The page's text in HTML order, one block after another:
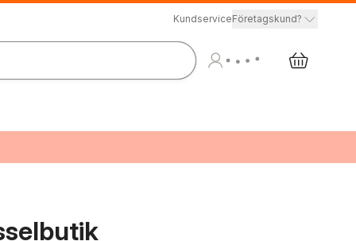
KundserviceFöretagskund?